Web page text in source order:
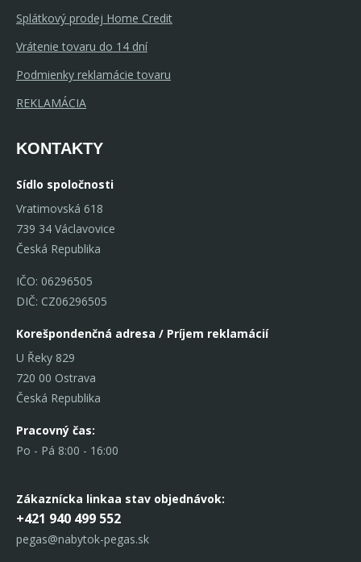
Splátkový prodej Home Credit
Vrátenie tovaru do 14 dní
Podmienky reklamácie tovaru
REKLAMÁCIA
KONTAKTY
Sídlo spoločnosti
Vratimovská 618
739 34 Václavovice
Česká Republika
IČO: 06296505
DIČ: CZ06296505
Korešpondenčná adresa / Príjem reklamácií
U Řeky 829
720 00 Ostrava
Česká Republika
Pracovný čas:
Po - Pá 8:00 - 16:00
Zákaznícka linkaa stav objednávok:
+421 940 499 552
pegas@nabytok-pegas.sk